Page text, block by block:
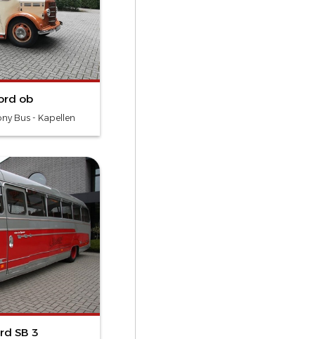
ob
Bus - Kapellen
SB 3